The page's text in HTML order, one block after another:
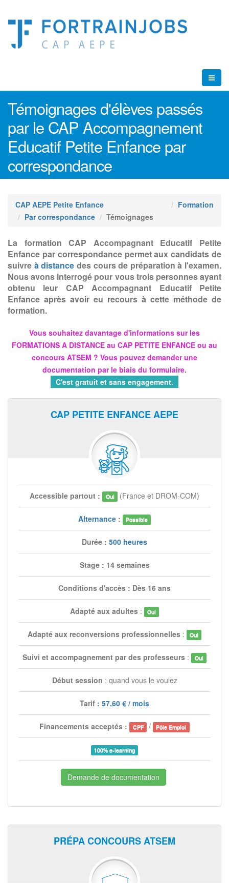
Témoignages d'élèves passés
par le CAP Accompagnement
Educatif Petite Enfance par
correspondance
CAP AEPE Petite Enfance
Formation
Par correspondance
Témoignages
La formation CAP Accompagnant Educatif Petite
Enfance par correspondance permet aux candidats de
suivre à distance des cours de préparation à l'examen.
Nous avons interrogé pour vous trois personnes ayant
obtenu leur CAP Accompagnant Educatif Petite
Enfance après avoir eu recours à cette méthode de
formation.
Vous souhaitez davantage d'informations sur les
FORMATIONS A DISTANCE au CAP PETITE ENFANCE ou au
concours ATSEM ? Vous pouvez demander une
documentation par le biais du formulaire.
C'est gratuit et sans engagement.
CAP PETITE ENFANCE AEPE
Accessible partout : Oui (France et DROM-COM)
Alternance: Possible
Durée : 500 heures
Stage : 14 semaines
Conditions d'accès : Dès 16 ans
Adapté aux adultes: Oui
Adapté aux reconversions professionnelles: Oui
Suivi et accompagnement par des professeurs : Oui
Début session : quand vous le voulez
Tarif : 57,60 € / mois
Financements acceptés : CPF / Pôle Emploi
100% e-learning
Demande de documentation
PRÉPA CONCOURS ATSEM